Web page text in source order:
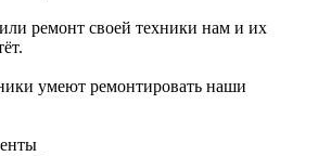
ремонт своей техники нам и их
умеют ремонтировать наши